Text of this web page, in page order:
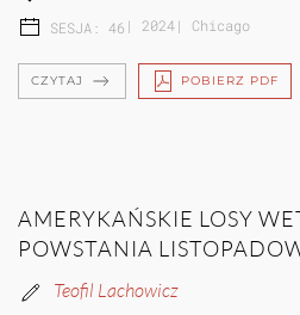
SESJA: 46 | 2024| Chicago
CZYTAJ POBIERZ PDF
AMERYKAŃSKIE LOSY
POWSTANIA
Teofil Lachowicz